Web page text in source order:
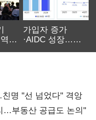
대
가입자 증가
·AIDC 성장…
명 "선 넘었다" 격앙
…부동산 공급도 논의"